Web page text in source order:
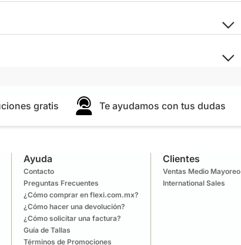
gratis Te ayudamos con tus dudas
Ayuda
Contacto
Preguntas Frecuentes
¿Cómo comprar en flexi.com.mx?
¿Cómo hacer una devolución?
¿Cómo solicitar una factura?
Guía de Tallas
Términos de Promociones
Clientes
Ventas Medio Mayoreo
International Sales